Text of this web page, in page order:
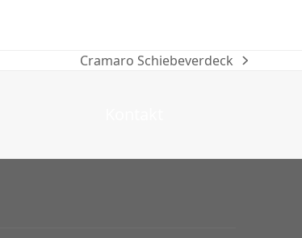
Nächster
Cramaro Schiebeverdeck